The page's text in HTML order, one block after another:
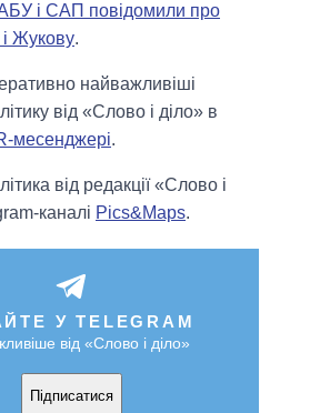
і САП повідомили про
і Жукову.
найважливіші
від «Слово і діло» в
месенджері.
від редакції «Слово і
каналі Pics&Maps.
У TELEGRAM
від «Слово і діло»
Підписатися